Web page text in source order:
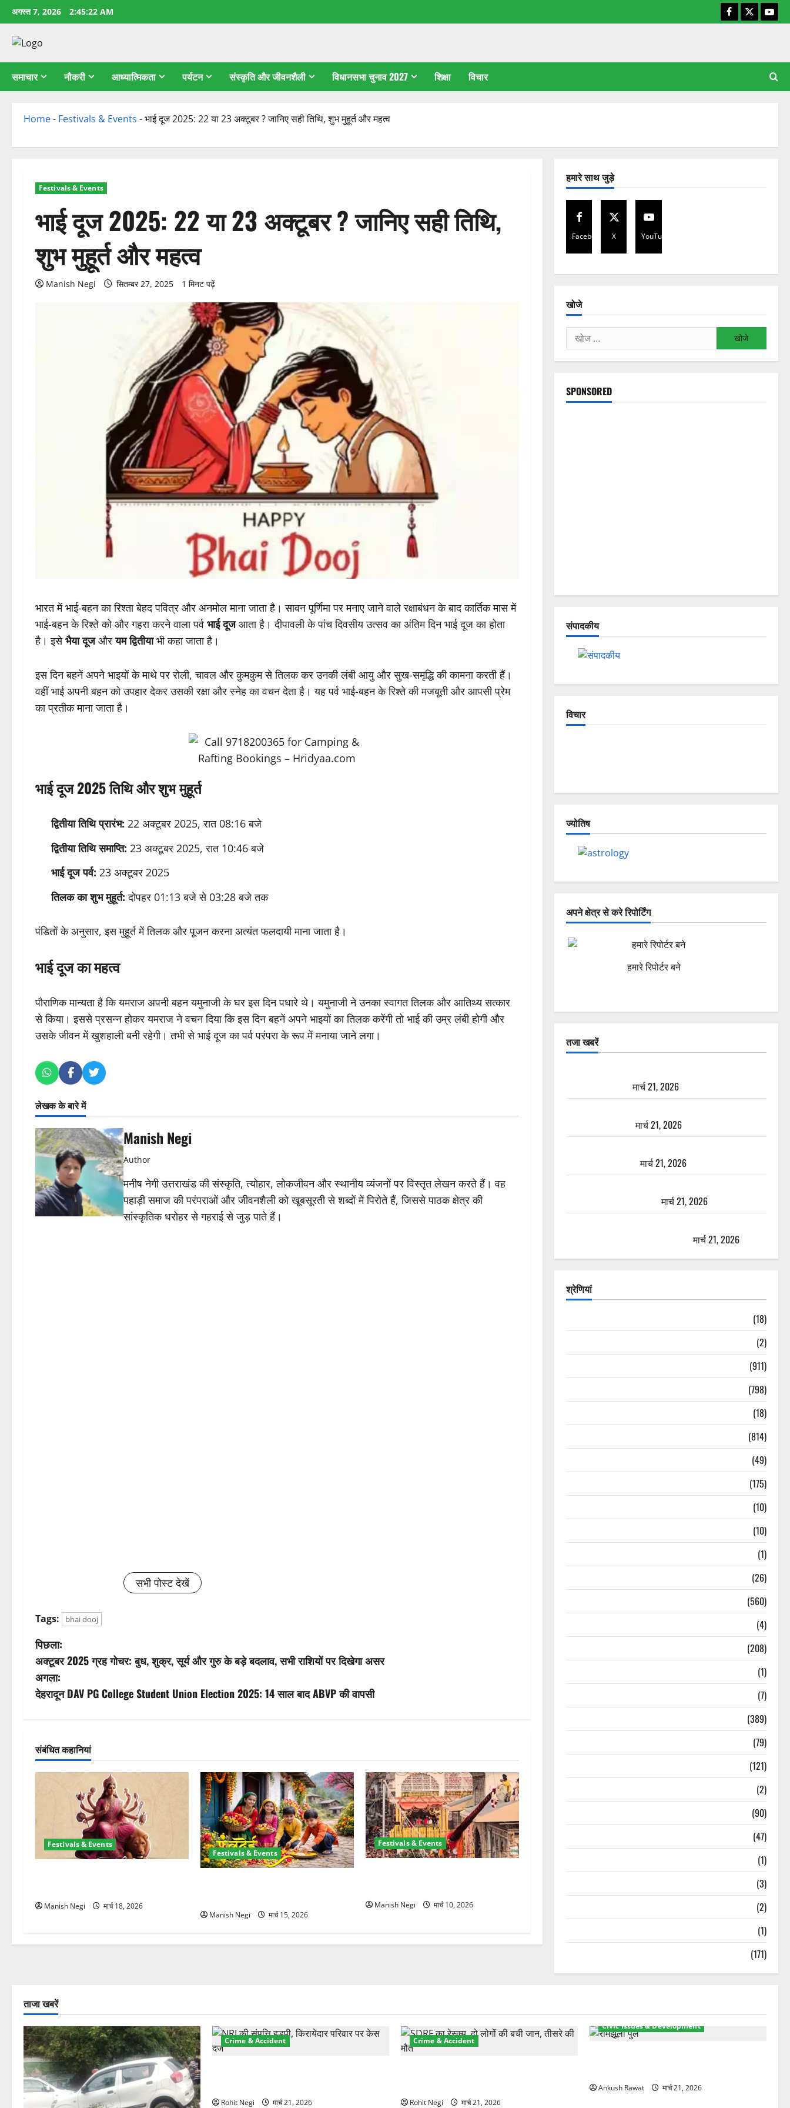
छोड़कर
सामग्री
अगस्त 7, 2026 2:45:23 AM Facebook
X
समाचार नौकरी आध्यात्मिकता पर्यटन संस्कृति और जीवनशैली विधानसभा चुनाव 2027 शिक्षा विचार
Home- Festivals & Events -भाई दूज 2025: 22 या 23 अक्टूबर ? जानिए सही तिथि, शुभ मुहूर्त और महत्व
Festivals & Events
भाई दूज 2025: 22 या 23 अक्टूबर ? जानिए सही तिथि,
शुभ मुहूर्त और महत्व
Manish Negi सितम्बर 27, 2025 1 मिनट पढ़ें
भारत में भाई-बहन का रिश्ता बेहद पवित्र और अनमोल माना जाता है। सावन पूर्णिमा पर मनाए जाने वाले रक्षाबंधन के बाद कार्तिक मास में
भाई-बहन के रिश्ते को और गहरा करने वाला पर्व भाई दूजआता है। दीपावली के पांच दिवसीय उत्सव का अंतिम दिन भाई दूज का होता
है। इसेभैया दूजऔरयम द्वितीयाभी कहा जाता है।
इस दिन बहनें अपने भाइयों के माथे पर रोली, चावल और कुमकुम से तिलक कर उनकी लंबी आयु और सुख-समृद्धि की कामना करती हैं।
वहीं भाई अपनी बहन को उपहार देकर उसकी रक्षा और स्नेह का वचन देता है। यह पर्व भाई-बहन के रिश्ते की मजबूती और आपसी प्रेम
का प्रतीक माना जाता है।
भाई दूज 2025 तिथि और शुभ मुहूर्त
द्वितीया तिथि प्रारंभ: 22 अक्टूबर 2025, रात 08:16 बजे
द्वितीया तिथि समाप्ति: 23 अक्टूबर 2025, रात 10:46 बजे
भाई दूज पर्व: 23 अक्टूबर 2025
तिलक का शुभ मुहूर्त: दोपहर 01:13 बजे से 03:28 बजे तक
पंडितों के अनुसार, इस मुहूर्त में तिलक और पूजन करना अत्यंत फलदायी माना जाता है।
भाई दूज का महत्व
पौराणिक मान्यता है कि यमराज अपनी बहन यमुनाजी के घर इस दिन पधारे थे। यमुनाजी ने उनका स्वागत तिलक और आतिथ्य सत्कार
से किया। इससे प्रसन्न होकर यमराज ने वचन दिया कि इस दिन बहनें अपने भाइयों का तिलक करेंगी तो भाई की उम्र लंबी होगी और
उसके जीवन में खुशहाली बनी रहेगी। तभी से भाई दूज का पर्व परंपरा के रूप में मनाया जाने लगा।
लेखक के बारे में
Manish Negi
Author
मनीष नेगी उत्तराखंड की संस्कृति, त्योहार, लोकजीवन और स्थानीय व्यंजनों पर विस्तृत लेखन करते हैं। वह
पहाड़ी समाज की परंपराओं और जीवनशैली को खूबसूरती से शब्दों में पिरोते हैं, जिससे पाठक क्षेत्र की
सांस्कृतिक धरोहर से गहराई से जुड़ पाते हैं।
सभी पोस्ट देखें
Tags: bhai dooj
पो
स्ट
ने
गे
श
न
पिछला:
अक्टूबर 2025 ग्रह गोचर: बुध, शुक्र, सूर्य और गुरु के बड़े बदलाव, सभी राशियों पर दिखेगा असर
अगला:
देहरादून DAV PG College Student Union Election 2025: 14 साल बाद ABVP की वापसी
संबंधित कहानियां
Festivals & Events
Manish Negi मार्च 18, 2026
Festivals & Events
Manish Negi मार्च 15, 2026
Festivals & Events
Manish Negi मार्च 10, 2026
हमारे साथ जुड़े
Facebook X YouTube
खोजे
निम्न
को
खोजें:
SPONSORED
संपादकीय
विचार
ज्योतिष
अपने क्षेत्र से करे रिपोर्टिंग
हमारे रिपोर्टर बने
तजा खबरें
मार्च 21, 2026
मार्च 21, 2026
मार्च 21, 2026
मार्च 21, 2026
मार्च 21, 2026
श्रेणियां
(18)
(2)
(911)
(798)
(18)
(814)
(49)
(175)
(10)
(10)
(1)
(26)
(560)
(4)
(208)
(1)
(7)
(389)
(79)
(121)
(2)
(90)
(47)
(1)
(3)
(2)
(1)
(171)
ताजा खबरें
Crime & Accident
Rohit Negi मार्च 21, 2026
Crime & Accident
Rohit Negi मार्च 21, 2026
Civic Issues & Development
Ankush Rawat मार्च 21, 2026